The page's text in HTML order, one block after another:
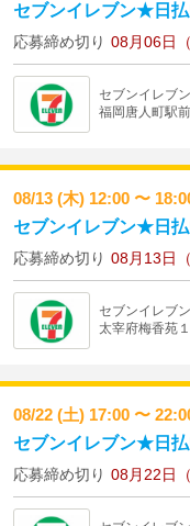
セブンイレブン★日
応募締め切り 08月06日
セブンイレブン
福岡唐人町駅
08/13 (木) 12:00 〜
セブンイレブン★日
応募締め切り 08月13日
セブンイレブン
太宰府梅香苑
08/22 (土) 17:00 〜
セブンイレブン★日
応募締め切り 08月22日